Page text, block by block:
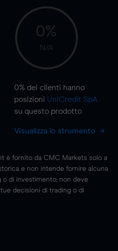
0%
N/A
0% dei clienti hanno
posizioni UniCredit SpA
su questo prodotto
Visualizza lo strumento
è fornito da CMC Markets solo a
e non intende fornire alcuna
o di investimento; non deve
decisioni di trading o di